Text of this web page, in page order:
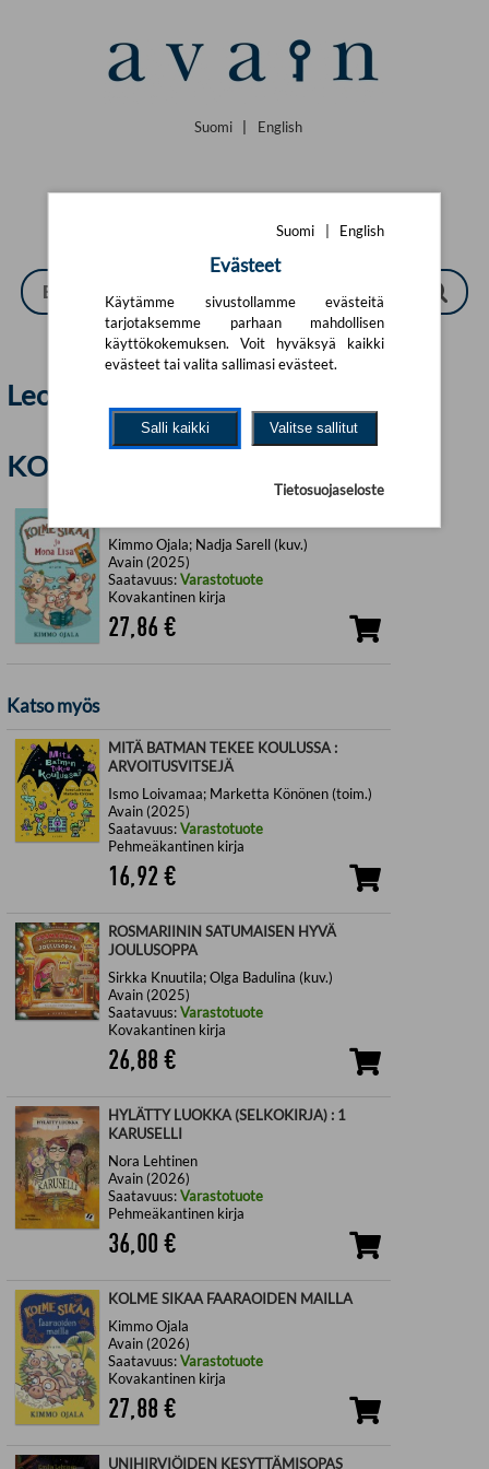
Suomi English
Leonardo | Avain
KOLME SIKAA JA MONA LISA
Kimmo Ojala; Nadja Sarell (kuv.)
Avain (2025)
Saatavuus:Varastotuote
Kovakantinen kirja
27,86 €
Katso myös
MITÄ BATMAN TEKEE KOULUSSA :
ARVOITUSVITSEJÄ
Ismo Loivamaa; Marketta Könönen (toim.)
Avain (2025)
Saatavuus:Varastotuote
Pehmeäkantinen kirja
16,92 €
ROSMARIININ SATUMAISEN HYVÄ
JOULUSOPPA
Sirkka Knuutila; Olga Badulina (kuv.)
Avain (2025)
Saatavuus:Varastotuote
Kovakantinen kirja
26,88 €
HYLÄTTY LUOKKA (SELKOKIRJA) : 1
KARUSELLI
Nora Lehtinen
Avain (2026)
Saatavuus:Varastotuote
Pehmeäkantinen kirja
36,00 €
KOLME SIKAA FAARAOIDEN MAILLA
Kimmo Ojala
Avain (2026)
Saatavuus:Varastotuote
Kovakantinen kirja
27,88 €
UNIHIRVIÖIDEN KESYTTÄMISOPAS
Suomi English
Evästeet
Käytämme sivustollamme evästeitä
tarjotaksemme parhaan mahdollisen
käyttökokemuksen. Voit hyväksyä kaikki
evästeet tai valita sallimasi evästeet.
Salli kaikki Valitse sallitut
Tietosuojaseloste